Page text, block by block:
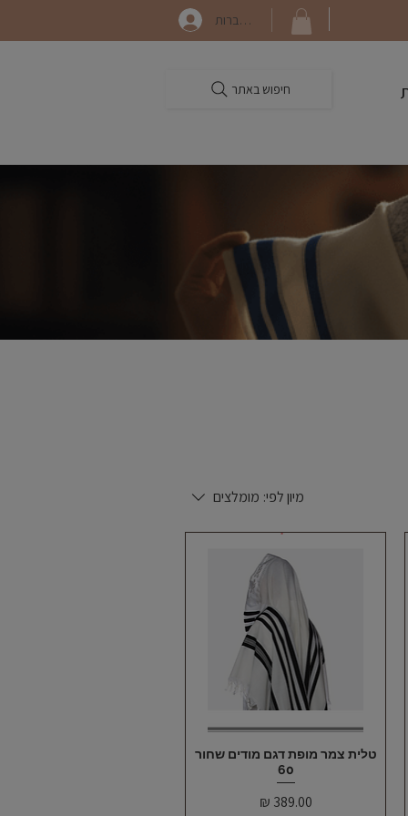
התחברות
חיפוש באתר
מיון לפי: מומלצים
תצוגה מהירה
טלית צמר מופת דגם מודים שחור
60
מחיר